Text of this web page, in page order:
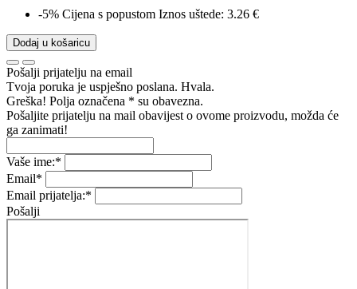
-5% Cijena s popustom Iznos uštede: 3.26 €
Dodaj u košaricu
Pošalji prijatelju na email
Tvoja poruka je uspješno poslana. Hvala.
Greška! Polja označena * su obavezna.
Pošaljite prijatelju na mail obavijest o ovome proizvodu, možda će
ga zanimati!
Vaše ime:*
Email*
Email prijatelja:*
Pošalji